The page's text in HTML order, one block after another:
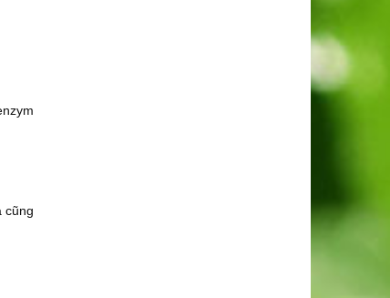
cũng